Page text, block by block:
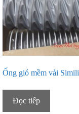
Ống gió mềm vải Simili
Đọc tiếp